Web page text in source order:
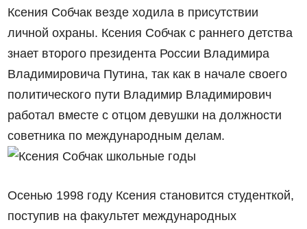
Ксения Собчак везде ходила в присутствии
личной охраны. Ксения Собчак с раннего детства
знает второго президента России Владимира
Владимировича Путина, так как в начале своего
политического пути Владимир Владимирович
работал вместе с отцом девушки на должности
советника по международным делам.
Осенью 1998 году Ксения становится студенткой,
поступив на факультет международных